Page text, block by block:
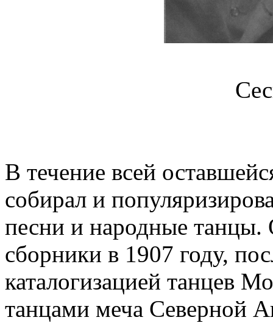
В течение всей
собирал и
песни и народные танцы.
сборники в 1907 году,
каталогизацией танцев
танцами меча Северной